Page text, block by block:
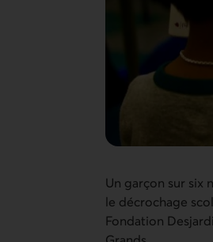
Un garçon sur six
le décrochage
Fondation